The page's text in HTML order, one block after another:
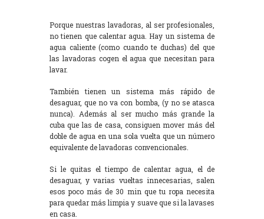
Porque nuestras lavadoras, al ser profesionales,
no tienen que calentar agua. Hay un sistema de
agua caliente (como cuando te duchas) del que
las lavadoras cogen el agua que necesitan para
lavar.
También tienen un sistema más rápido de
desaguar, que no va con bomba, (y no se atasca
nunca). Además al ser mucho más grande la
cuba que las de casa, consiguen mover más del
doble de agua en una sola vuelta que un número
equivalente de lavadoras convencionales.
Si le quitas el tiempo de calentar agua, el de
desaguar, y varias vueltas innecesarias, salen
esos poco más de 30 min que tu ropa necesita
para quedar más limpia y suave que si la lavases
en casa.